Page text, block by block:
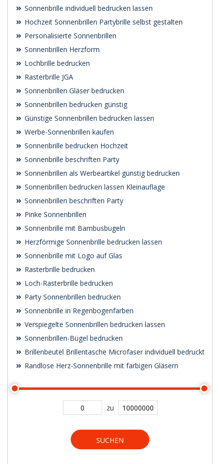
Sonnenbrille individuell bedrucken lassen
Hochzeit Sonnenbrillen Partybrille selbst gestalten
Personalisierte Sonnenbrillen
Sonnenbrillen Herzform
Lochbrille bedrucken
Rasterbrille JGA
Sonnenbrillen Gläser bedrucken
Sonnenbrillen bedrucken günstig
Günstige Sonnenbrillen bedrucken lassen
Werbe-Sonnenbrillen kaufen
Sonnenbrille bedrucken Hochzeit
Sonnenbrille beschriften Party
Sonnenbrillen als Werbeartikel günstig bedrucken
Sonnenbrillen bedrucken lassen Kleinauflage
Sonnenbrillen beschriften Party
Pinke Sonnenbrillen
Sonnenbrille mit Bambusbügeln
Herzförmige Sonnenbrille bedrucken lassen
Sonnenbrille mit Logo auf Glas
Rasterbrille bedrucken
Loch-Rasterbrille bedrucken
Party Sonnenbrillen bedrucken
Sonnenbrille in Regenbogenfarben
Verspiegelte Sonnenbrillen bedrucken lassen
Sonnenbrillen-Bügel bedrucken
Brillenbeutel Brillentasche Microfaser individuell bedruckt
Randlose Herz-Sonnenbrille mit farbigen Gläsern
zu
SUCHEN